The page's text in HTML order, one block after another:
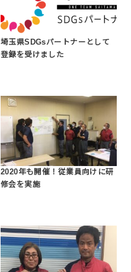
埼玉県SDGsパートナーとして
登録を受けました
2020年も開催！従業員向けに研
修会を実施